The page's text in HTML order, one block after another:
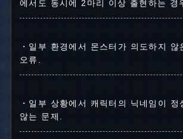
에서도 동시에 2마리 이상 출현하는 경
・일부 환경에서 몬스터가 의도하지 않
오류.
・일부 상황에서 캐릭터의 닉네임이 정
않는 문제.